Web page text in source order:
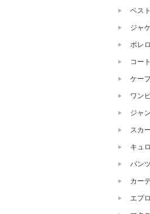
ベスト
ジャ
ボレロ
コート
ケー
ワン
ジャ
スカ
キュ
パンツ
カー
エプ